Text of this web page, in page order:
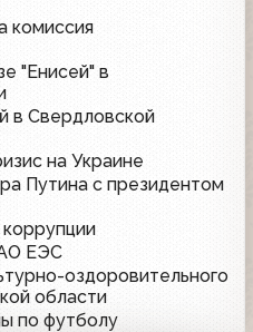
комиссия
"Енисей" в
в Свердловской
на Украине
Путина с президентом
ЕЭС
оздоровительного
области
по футболу